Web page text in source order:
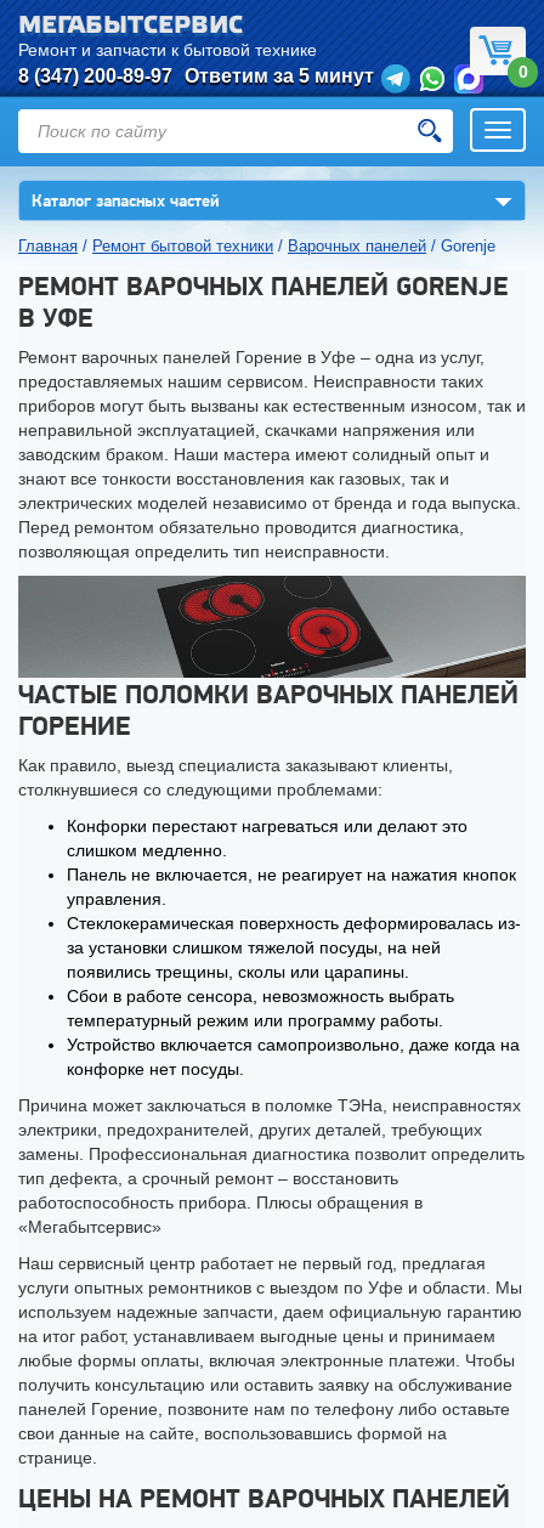
МЕГАБЫТСЕРВИС
Ремонт и запчасти к бытовой технике
8 (347) 200-89-97 Ответим за 5 минут 0
Каталог запасных частей ▼
Главная / Ремонт бытовой техники / Варочных панелей / Gorenje
РЕМОНТ ВАРОЧНЫХ ПАНЕЛЕЙ GORENJE
В УФЕ
Ремонт варочных панелей Горение в Уфе – одна из услуг,
предоставляемых нашим сервисом. Неисправности таких
приборов могут быть вызваны как естественным износом, так и
неправильной эксплуатацией, скачками напряжения или
заводским браком. Наши мастера имеют солидный опыт и
знают все тонкости восстановления как газовых, так и
электрических моделей независимо от бренда и года выпуска.
Перед ремонтом обязательно проводится диагностика,
позволяющая определить тип неисправности.
ЧАСТЫЕ ПОЛОМКИ ВАРОЧНЫХ ПАНЕЛЕЙ
ГОРЕНИЕ
Как правило, выезд специалиста заказывают клиенты,
столкнувшиеся со следующими проблемами:
Конфорки перестают нагреваться или делают это
слишком медленно.
Панель не включается, не реагирует на нажатия кнопок
управления.
Стеклокерамическая поверхность деформировалась из-
за установки слишком тяжелой посуды, на ней
появились трещины, сколы или царапины.
Сбои в работе сенсора, невозможность выбрать
температурный режим или программу работы.
Устройство включается самопроизвольно, даже когда на
конфорке нет посуды.
Причина может заключаться в поломке ТЭНа, неисправностях
электрики, предохранителей, других деталей, требующих
замены. Профессиональная диагностика позволит определить
тип дефекта, а срочный ремонт – восстановить
работоспособность прибора. Плюсы обращения в
«Мегабытсервис»
Наш сервисный центр работает не первый год, предлагая
услуги опытных ремонтников с выездом по Уфе и области. Мы
используем надежные запчасти, даем официальную гарантию
на итог работ, устанавливаем выгодные цены и принимаем
любые формы оплаты, включая электронные платежи. Чтобы
получить консультацию или оставить заявку на обслуживание
панелей Горение, позвоните нам по телефону либо оставьте
свои данные на сайте, воспользовавшись формой на
странице.
ЦЕНЫ НА РЕМОНТ ВАРОЧНЫХ ПАНЕЛЕЙ